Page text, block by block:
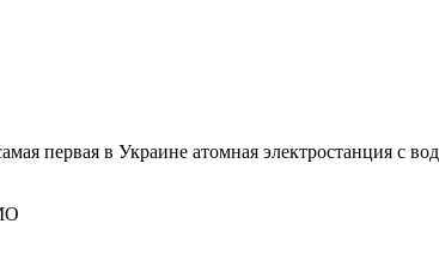
первая в Украине атомная электростанция с